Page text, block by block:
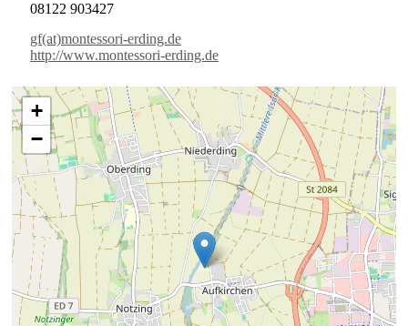
08122 903427
gf(at)montessori-erding.de
http://www.montessori-erding.de
+
−